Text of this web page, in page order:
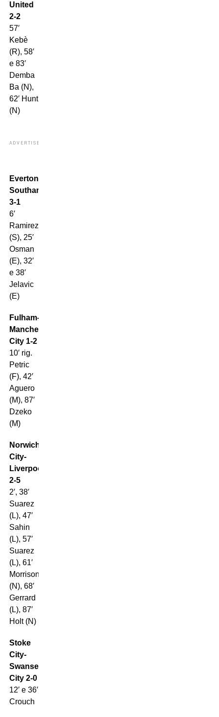
United
2-2
57′
Kebè
(R), 58′
e 83′
Demba
Ba (N),
62′ Hunt
(N)
ADVERTISEMENT
Everton-
Southampton
3-1
6′
Ramirez
(S), 25′
Osman
(E), 32′
e 38′
Jelavic
(E)
Fulham-
Manchester
City 1-2
10′ rig.
Petric
(F), 42′
Aguero
(M), 87′
Dzeko
(M)
Norwich
City-
Liverpool
2-5
2′, 38′
Suarez
(L), 47′
Sahin
(L), 57′
Suarez
(L), 61′
Morrison
(N), 68′
Gerrard
(L), 87′
Holt (N)
Stoke
City-
Swansea
City 2-0
12′ e 36′
Crouch